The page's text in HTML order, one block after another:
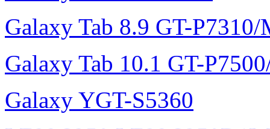
Galaxy Tab 8.9 GT-P7310/
Galaxy Tab 10.1 GT-
Galaxy YGT-S5360